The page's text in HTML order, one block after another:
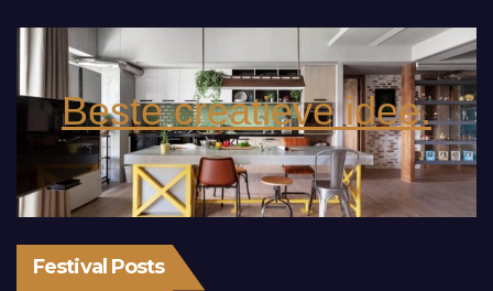
Beste creatieve idee.
Festival Posts